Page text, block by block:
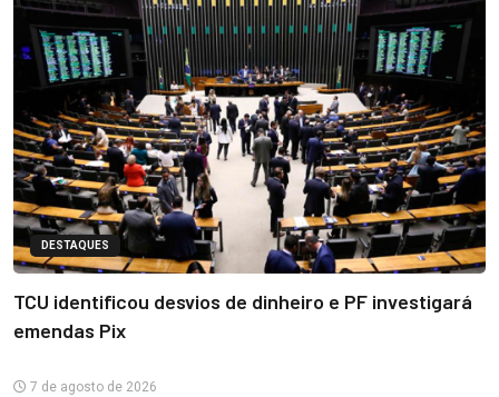
DESTAQUES
TCU identificou desvios de dinheiro e PF investigará
emendas Pix
7 de agosto de 2026